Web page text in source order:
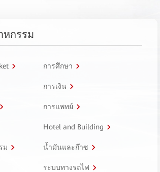
หกรรม
การศึกษา
การเงิน
การแพทย์
Hotel and Building
ม น้ำมันและก๊าซ
ระบบทางรถไฟ